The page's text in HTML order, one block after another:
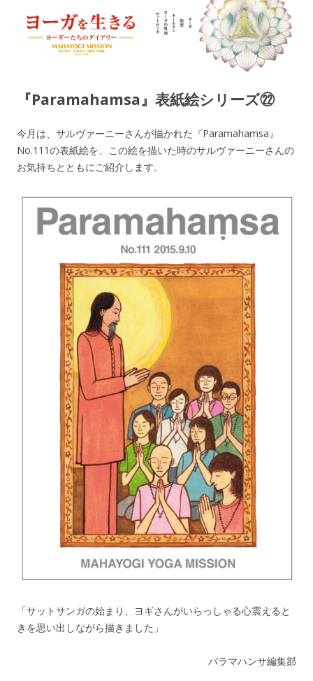
ヨーガを生きる — MAHAYOGI
MISSION ブログ
『Paramahamsa』表紙絵シリーズ㉒
今月は、サルヴァーニーさんが描かれた『Paramahamsa』
No.111の表紙絵を、この絵を描いた時のサルヴァーニーさんの
お気持ちとともにご紹介します。
「サットサンガの始まり、ヨギさんがいらっしゃる心震えると
きを思い出しながら描きました」
パラマハンサ編集部